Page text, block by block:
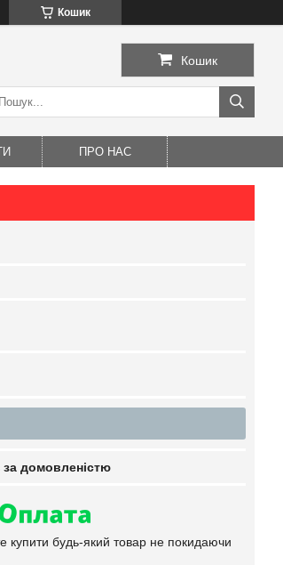
Кошик
Кошик
ПРО НАС
за домовленістю
купити будь-який товар не покидаючи